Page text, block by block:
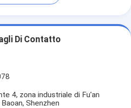
Di Contatto
4, zona industriale di Fu'an
Shenzhen